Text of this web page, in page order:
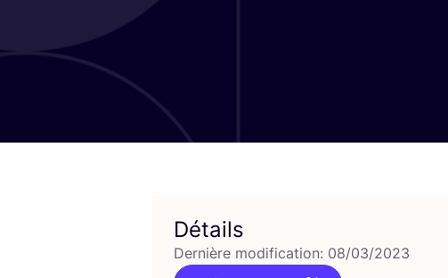
Détails
Dernière modification: 08/03/2023